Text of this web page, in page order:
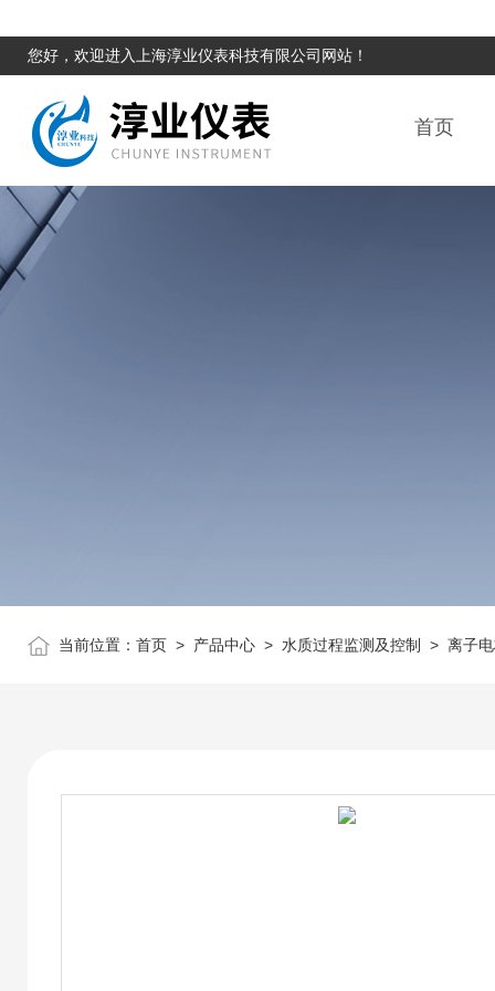
您好，欢迎进入上海淳业仪表科技有限公司网站！
首页
当前位置： 首页 > 产品中心 > 水质过程监测及控制 > 离子